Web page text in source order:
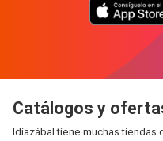
Catálogos y
Idiazábal tiene muchas tiendas